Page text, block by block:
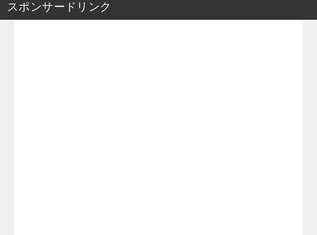
スポンサードリンク